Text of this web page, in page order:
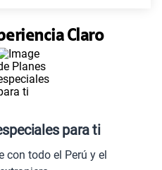
Claro
para ti
todo el Perú y el